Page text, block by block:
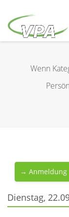
Wenn
→ Anmeldung
Dienstag,